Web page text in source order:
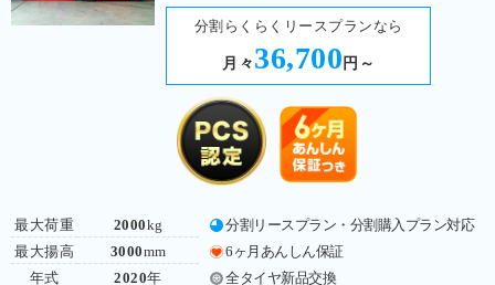
分割らくらくリースプランなら
月々 36,700 円～
最大荷重
最大揚高
年式
2000kg
3000mm
2020年
分割リースプラン・分割購入プラン対応
6ヶ月あんしん保証
全タイヤ新品交換